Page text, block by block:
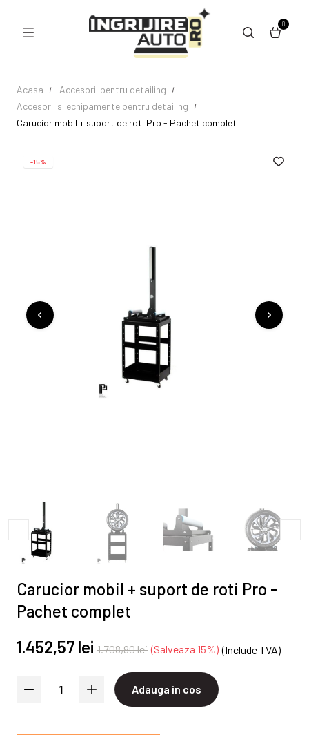
0
Acasa
Accesorii pentru detailing
Accesorii si echipamente pentru detailing
Carucior mobil + suport de roti Pro - Pachet complet
-15%
Carucior mobil + suport de roti Pro -
Pachet complet
1.452,57 lei 1.708,90 lei Salveaza 15% (Include TVA)
Adauga in cos